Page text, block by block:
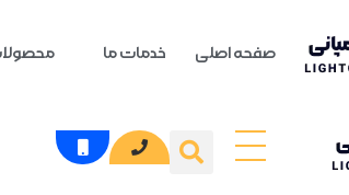
صفحه اصلی خدمات ما